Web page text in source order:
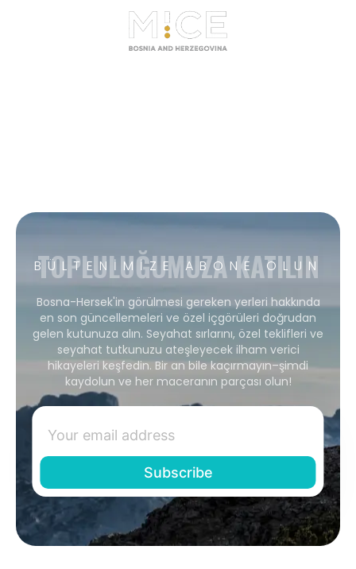
BÜLTENIMIZE ABONE OLUN
TOPLULUĞUMUZA KATILIN
Bosna-Hersek'in görülmesi gereken yerleri hakkında
en son güncellemeleri ve özel içgörüleri doğrudan
gelen kutunuza alın. Seyahat sırlarını, özel teklifleri ve
seyahat tutkunuzu ateşleyecek ilham verici
hikayeleri keşfedin. Bir an bile kaçırmayın–şimdi
kaydolun ve her maceranın parçası olun!